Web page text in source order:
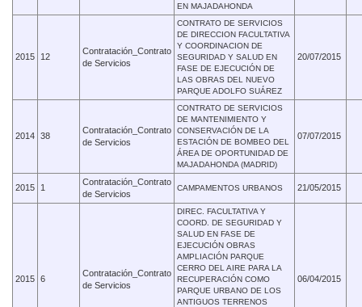
EN MAJADAHONDA
2015 12
Contratación_Contrato
de Servicios
CONTRATO DE SERVICIOS
DE DIRECCION FACULTATIVA
Y COORDINACION DE
SEGURIDAD Y SALUD EN
FASE DE EJECUCIÓN DE
LAS OBRAS DEL NUEVO
PARQUE ADOLFO SUÁREZ
20/07/2015
2014 38
Contratación_Contrato
de Servicios
CONTRATO DE SERVICIOS
DE MANTENIMIENTO Y
CONSERVACIÓN DE LA
ESTACIÓN DE BOMBEO DEL
ÁREA DE OPORTUNIDAD DE
MAJADAHONDA (MADRID)
07/07/2015
2015 1
Contratación_Contrato
de Servicios
CAMPAMENTOS URBANOS 21/05/2015
2015 6
Contratación_Contrato
de Servicios
DIREC. FACULTATIVA Y
COORD. DE SEGURIDAD Y
SALUD EN FASE DE
EJECUCIÓN OBRAS
AMPLIACIÓN PARQUE
CERRO DEL AIRE PARA LA
RECUPERACIÓN COMO
PARQUE URBANO DE LOS
ANTIGUOS TERRENOS
06/04/2015